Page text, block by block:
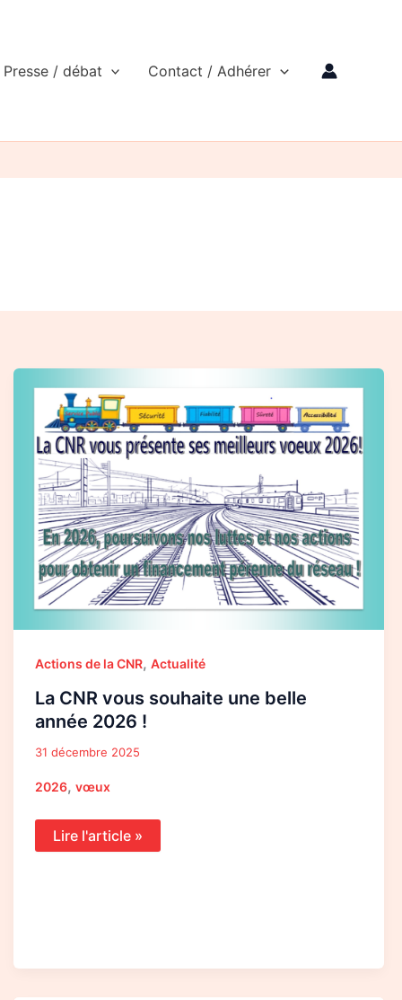
Presse / débat Contact / Adhérer
Actions de la CNR, Actualité
La CNR vous souhaite une belle
année 2026 !
31 décembre 2025
2026, vœux
CNR
vous
souhaite
une
belle
année
2026
!
Lire l'article »